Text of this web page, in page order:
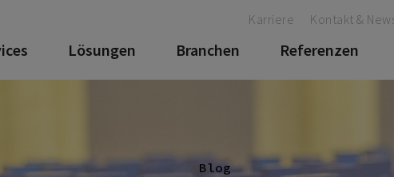
Lösungen Branchen Referenzen
Karriere Kontakt &
Blog